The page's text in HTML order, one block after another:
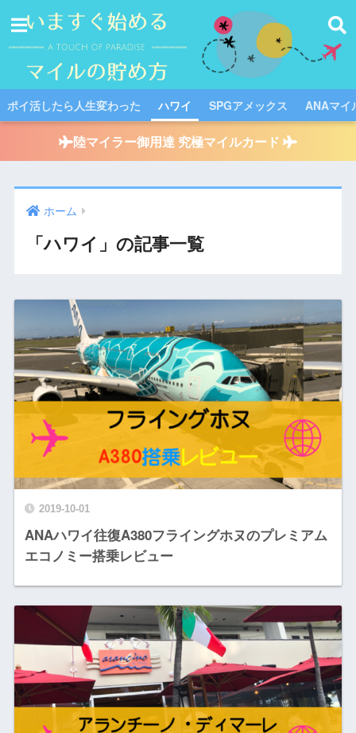
ポイ活したら人生変わった ハワイ SPGアメックス ANAマイ
陸マイラー御用達 究極マイルカード
ホーム
「ハワイ」の記事一覧
2019-10-01
ANAハワイ往復A380フライングホヌのプレミアム
エコノミー搭乗レビュー